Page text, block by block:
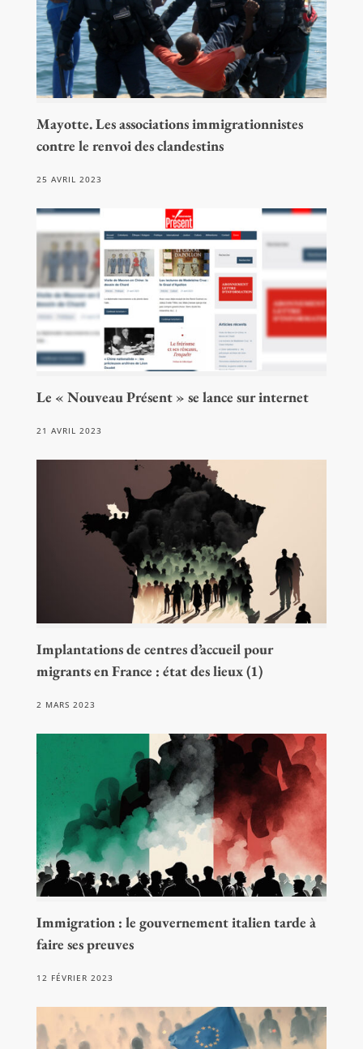
Mayotte. Les associations immigrationnistes
contre le renvoi des clandestins
25 AVRIL 2023
Le « Nouveau Présent » se lance sur internet
21 AVRIL 2023
Implantations de centres d’accueil pour
migrants en France : état des lieux (1)
2 MARS 2023
Immigration : le gouvernement italien tarde à
faire ses preuves
12 FÉVRIER 2023